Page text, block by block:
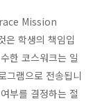
Mission
학생의 책임입
한 코스워크는 일
그램으로 전송됩니
부를 결정하는 절